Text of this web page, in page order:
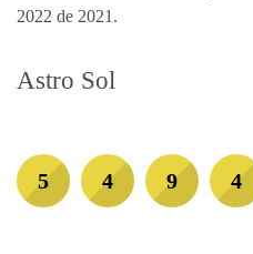
2022 de 2021.
Astro Sol
5 4 9 4